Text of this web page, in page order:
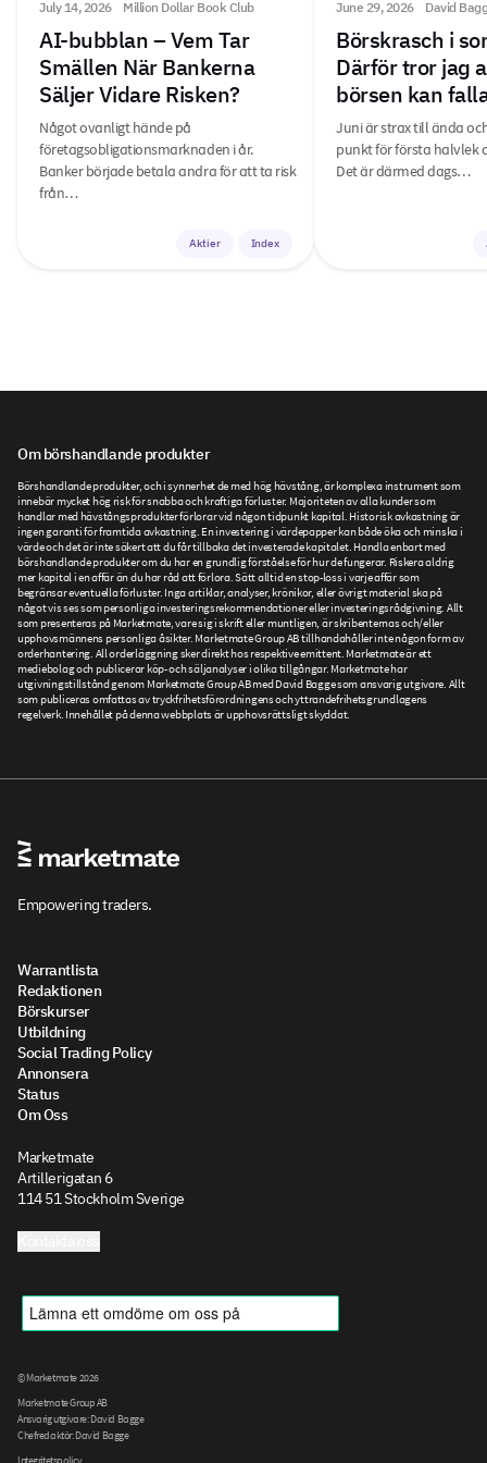
July 14, 2026 Million Dollar Book Club
AI-bubblan – Vem Tar
Smällen När Bankerna
Säljer Vidare Risken?
Något ovanligt hände på
företagsobligationsmarknaden i år.
Banker började betala andra för att ta risk
från…
Aktier Index
June 29, 2026 David
Börskrasch i
Därför tror jag
börsen kan
Juni är strax till ända
punkt för första halvlek
Det är därmed dags…
Om börshandlande produkter
Börshandlande produkter, och i synnerhet de med hög hävstång, är komplexa instrument som
innebär mycket hög risk för snabba och kraftiga förluster. Majoriteten av alla kunder som
handlar med hävstångsprodukter förlorar vid någon tidpunkt kapital. Historisk avkastning är
ingen garanti för framtida avkastning. En investering i värdepapper kan både öka och minska i
värde och det är inte säkert att du får tillbaka det investerade kapitalet. Handla enbart med
börshandlande produkter om du har en grundlig förståelse för hur de fungerar. Riskera aldrig
mer kapital i en affär än du har råd att förlora. Sätt alltid en stop-loss i varje affär som
begränsar eventuella förluster. Inga artiklar, analyser, krönikor, eller övrigt material ska på
något vis ses som personliga investeringsrekommendationer eller investeringsrådgivning. Allt
som presenteras på Marketmate, vare sig i skrift eller muntligen, är skribenternas och/eller
upphovsmännens personliga åsikter. Marketmate Group AB tillhandahåller inte någon form av
orderhantering. All orderläggning sker direkt hos respektive emittent. Marketmate är ett
mediebolag och publicerar köp- och säljanalyser i olika tillgångar. Marketmate har
utgivningstillstånd genom Marketmate Group AB med David Bagge som ansvarig utgivare. Allt
som publiceras omfattas av tryckfrihetsförordningens och yttrandefrihetsgrundlagens
regelverk. Innehållet på denna webbplats är upphovsrättsligt skyddat.
Empowering traders.
Warrantlista
Redaktionen
Börskurser
Utbildning
Social Trading Policy
Annonsera
Status
Om Oss
Marketmate
Artillerigatan 6
114 51 Stockholm Sverige
© Marketmate 2026
Marketmate Group AB
Ansvarig utgivare: David Bagge
Chefredaktör: David Bagge